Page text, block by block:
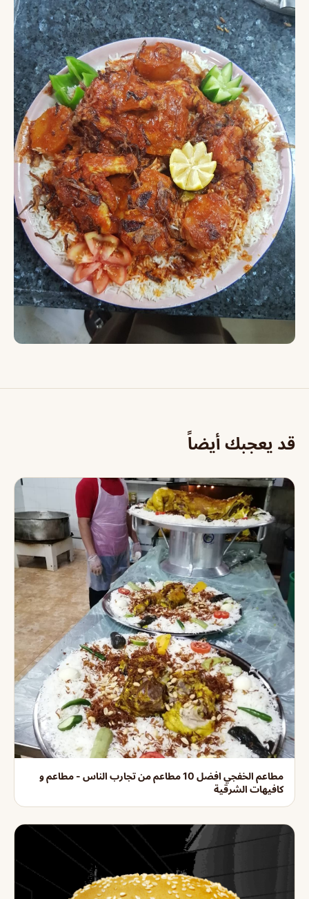
قد يعجبك أيضاً
مطاعم الخفجي افضل 10 مطاعم من تجارب الناس - مطاعم و
كافيهات الشرقية